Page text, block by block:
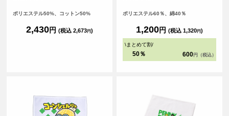
ど、時間がない時に便利！<br> 昇華
フルカラー印刷が可能。ロゴや文字
はもちろん、写真やグラデーション
自由度も高いアイテムです。
ポリエステル50%、コットン50%
2,430円 (税込 2,673円)
ポリエステル60％、綿40％
1,200円 (税込 1,320円)
\まとめて割/
50％ 600 円（税込）